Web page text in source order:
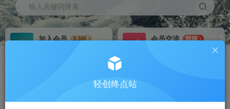
输入关键词搜索
加入会员
3.3折
会员交流
群聊
轻创终点站